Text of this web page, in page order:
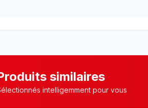
similaires
intelligemment pour vous